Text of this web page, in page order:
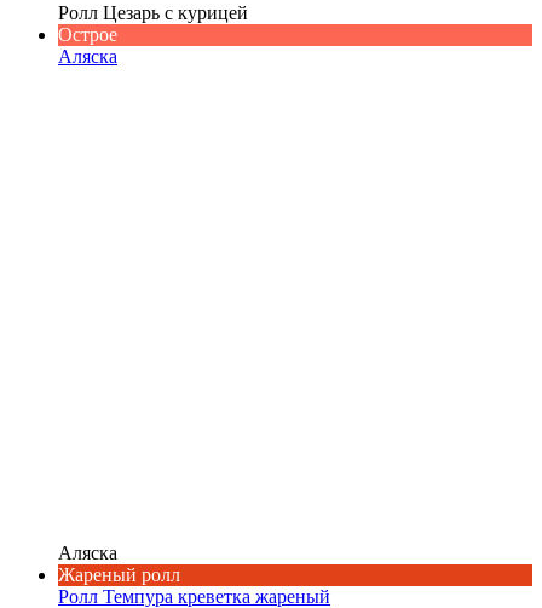
Ролл Цезарь с курицей
Острое
Аляска
Аляска
Жареный ролл
Ролл Темпура креветка жареный